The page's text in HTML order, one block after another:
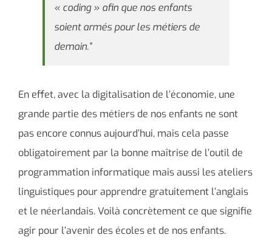
« coding » afin que nos enfants
soient armés pour les métiers de
demain.”
En effet, avec la digitalisation de l’économie, une
grande partie des métiers de nos enfants ne sont
pas encore connus aujourd’hui, mais cela passe
obligatoirement par la bonne maîtrise de l’outil de
programmation informatique mais aussi les ateliers
linguistiques pour apprendre gratuitement l’anglais
et le néerlandais. Voilà concrètement ce que signifie
agir pour l’avenir des écoles et de nos enfants.